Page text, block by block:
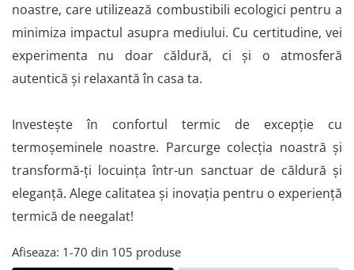
noastre, care utilizează combustibili ecologici pentru a
minimiza impactul asupra mediului. Cu certitudine, vei
experimenta nu doar căldură, ci și o atmosferă
autentică și relaxantă în casa ta.
Investește în confortul termic de excepție cu
termoșeminele noastre. Parcurge colecția noastră și
transformă-ți locuința într-un sanctuar de căldură și
eleganță. Alege calitatea și inovația pentru o experiență
termică de neegalat!
Afiseaza: 1-70 din 105 produse